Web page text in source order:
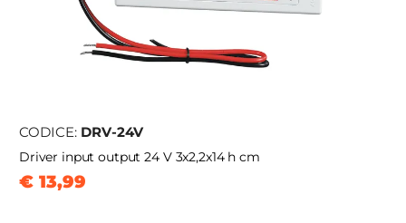
CODICE: DRV-24V
Driver input output 24 V 3x2,2x14 h cm
€ 13,99